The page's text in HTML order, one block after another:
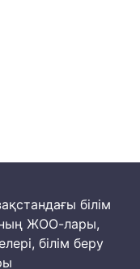
білім
ЖОО-лары,
білім беру